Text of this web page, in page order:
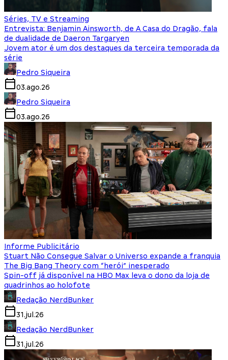
Séries, TV e Streaming
Entrevista: Benjamin Ainsworth, de A Casa do Dragão, fala
de dualidade de Daeron Targaryen
Jovem ator é um dos destaques da terceira temporada da
série
Pedro Siqueira
03.ago.26
Pedro Siqueira
03.ago.26
Informe Publicitário
Stuart Não Consegue Salvar o Universo expande a franquia
The Big Bang Theory com “herói” inesperado
Spin-off já disponível na HBO Max leva o dono da loja de
quadrinhos ao holofote
Redação NerdBunker
31.jul.26
Redação NerdBunker
31.jul.26